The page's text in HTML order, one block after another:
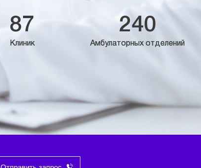
87
Клиник
240
Амбулаторных отделений